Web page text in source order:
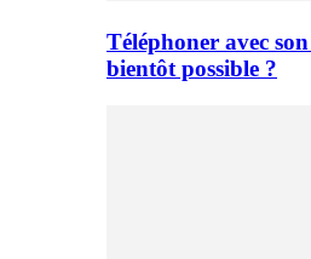
Téléphoner avec
bientôt possible ?